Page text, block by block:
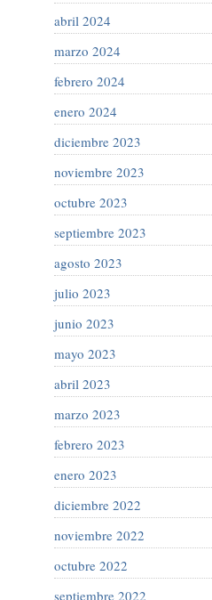
abril 2024
marzo 2024
febrero 2024
enero 2024
diciembre 2023
noviembre 2023
octubre 2023
septiembre 2023
agosto 2023
julio 2023
junio 2023
mayo 2023
abril 2023
marzo 2023
febrero 2023
enero 2023
diciembre 2022
noviembre 2022
octubre 2022
septiembre 2022